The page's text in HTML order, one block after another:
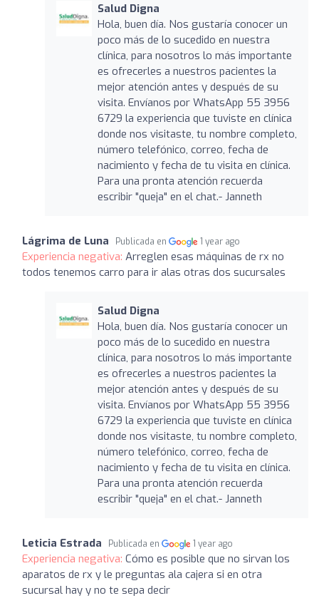
Salud Digna
Hola, buen día. Nos gustaría conocer un
poco más de lo sucedido en nuestra
clínica, para nosotros lo más importante
es ofrecerles a nuestros pacientes la
mejor atención antes y después de su
visita. Envíanos por WhatsApp 55 3956
6729 la experiencia que tuviste en clínica
donde nos visitaste, tu nombre completo,
número telefónico, correo, fecha de
nacimiento y fecha de tu visita en clínica.
Para una pronta atención recuerda
escribir "queja" en el chat.- Janneth
Lágrima de Luna Publicada en 1 year ago
Experiencia negativa: Arreglen esas máquinas de rx no
todos tenemos carro para ir alas otras dos sucursales
Salud Digna
Hola, buen día. Nos gustaría conocer un
poco más de lo sucedido en nuestra
clínica, para nosotros lo más importante
es ofrecerles a nuestros pacientes la
mejor atención antes y después de su
visita. Envíanos por WhatsApp 55 3956
6729 la experiencia que tuviste en clínica
donde nos visitaste, tu nombre completo,
número telefónico, correo, fecha de
nacimiento y fecha de tu visita en clínica.
Para una pronta atención recuerda
escribir "queja" en el chat.- Janneth
Leticia Estrada Publicada en 1 year ago
Experiencia negativa: Cómo es posible que no sirvan los
aparatos de rx y le preguntas ala cajera si en otra
sucursal hay y no te sepa decir